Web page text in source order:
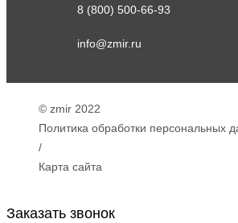
8 (800) 500-66-93
info@zmir.ru
© zmir 2022
Политика обработки персональных
/
Карта сайта
Заказать звонок